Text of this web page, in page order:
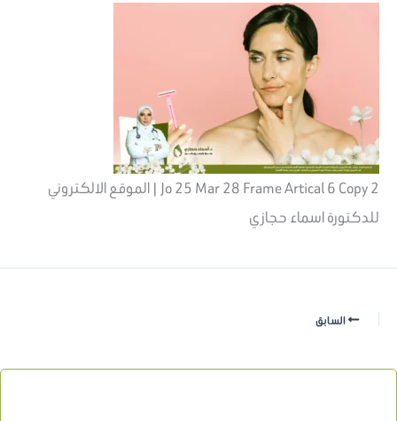
Jo 25 Mar 28 Frame Artical 6 Copy 2 | الموقع الالكتروني
للدكتورة اسماء حجازي
السابق